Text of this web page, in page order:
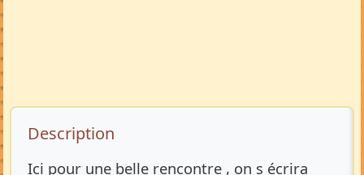
Description de l’annonce
Description
Ici pour une belle rencontre , on s écrira